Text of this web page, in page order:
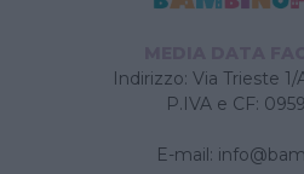
Indirizzo: Via Trieste 1/
P.IVA e CF:
E-mail: